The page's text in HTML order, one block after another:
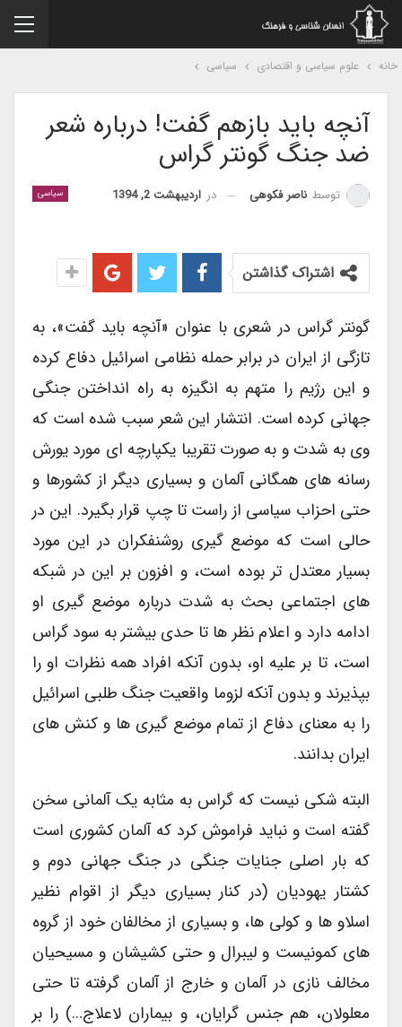
علوم سیاسی و اقتصادی سیاسی
آنچه باید بازهم گفت! درباره شعر
ضد جنگ گونتر گراس
سیاسی توسطناصر فکوهی دراردیبهشت 2, 1394
اشتراک گذاشتن
گونتر گراس در شعری با عنوان «آنچه باید گفت»، به
تازگی از ایران در برابر حمله نظامی اسرائیل دفاع کرده
و این رژیم را متهم به انگیزه به راه انداختن جنگی
جهانی کرده است. انتشار این شعر سبب شده است که
وی به شدت و به صورت تقریبا یکپارچه ای مورد یورش
رسانه های همگانی آلمان و بسیاری دیگر از کشورها و
حتی احزاب سیاسی از راست تا چپ قرار بگیرد. این در
حالی است که موضع گیری روشنفکران در این مورد
بسیار معتدل تر بوده است، و افزون بر این در شبکه
های اجتماعی بحث به شدت درباره موضع گیری او
ادامه دارد و اعلام نظر ها تا حدی بیشتر به سود گراس
است، تا بر علیه او، بدون آنکه افراد همه نظرات او را
بپذیرند و بدون آنکه لزوما واقعیت جنگ طلبی اسرائیل
را به معنای دفاع از تمام موضع گیری ها و کنش های
ایران بدانند.
البته شکی نیست که گراس به مثابه یک آلمانی سخن
گفته است و نباید فراموش کرد که آلمان کشوری است
که بار اصلی جنایات جنگی در جنگ جهانی دوم و
کشتار یهودیان (در کنار بسیاری دیگر از اقوام نظیر
اسلاو ها و کولی ها، و بسیاری از مخالفان خود از گروه
های کمونیست و لیبرال و حتی کشیشان و مسیحیان
مخالف نازی در آلمان و خارج از آلمان گرفته تا حتی
معلولان، هم جنس گرایان، و بیماران لاعلاج…) را بر